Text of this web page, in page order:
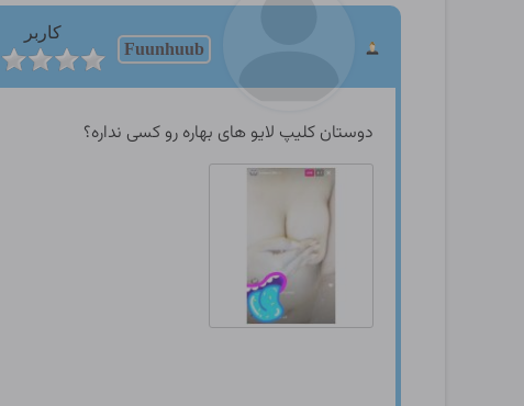
Fuunhuub
کاربر
دوستان کلیپ لایو های بهاره رو کسی نداره؟